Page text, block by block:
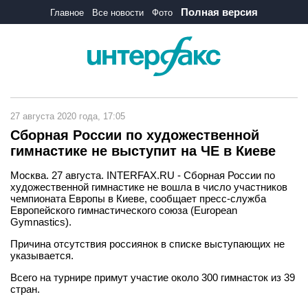
Главное Все новости Фото Полная версия
27 августа 2020 года, 17:05
Сборная России по художественной
гимнастике не выступит на ЧЕ в Киеве
Москва. 27 августа. INTERFAX.RU - Сборная России по
художественной гимнастике не вошла в число участников
чемпионата Европы в Киеве, сообщает пресс-служба
Европейского гимнастического союза (European
Gymnastics).
Причина отсутствия россиянок в списке выступающих не
указывается.
Всего на турнире примут участие около 300 гимнасток из 39
стран.